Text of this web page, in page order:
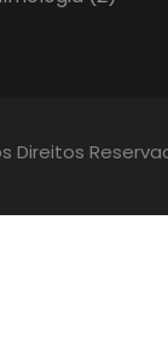
Direitos